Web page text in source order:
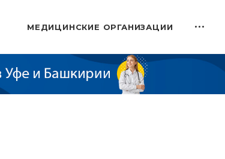
МЕДИЦИНСКИЕ ОРГАНИЗАЦИИ